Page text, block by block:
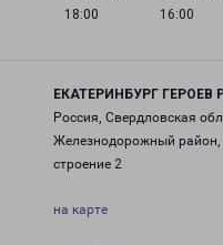
18:00
16:00
ЕКАТЕРИНБУРГ ГЕРОЕВ
Россия, Свердловская
Железнодорожный район,
строение 2
на карте